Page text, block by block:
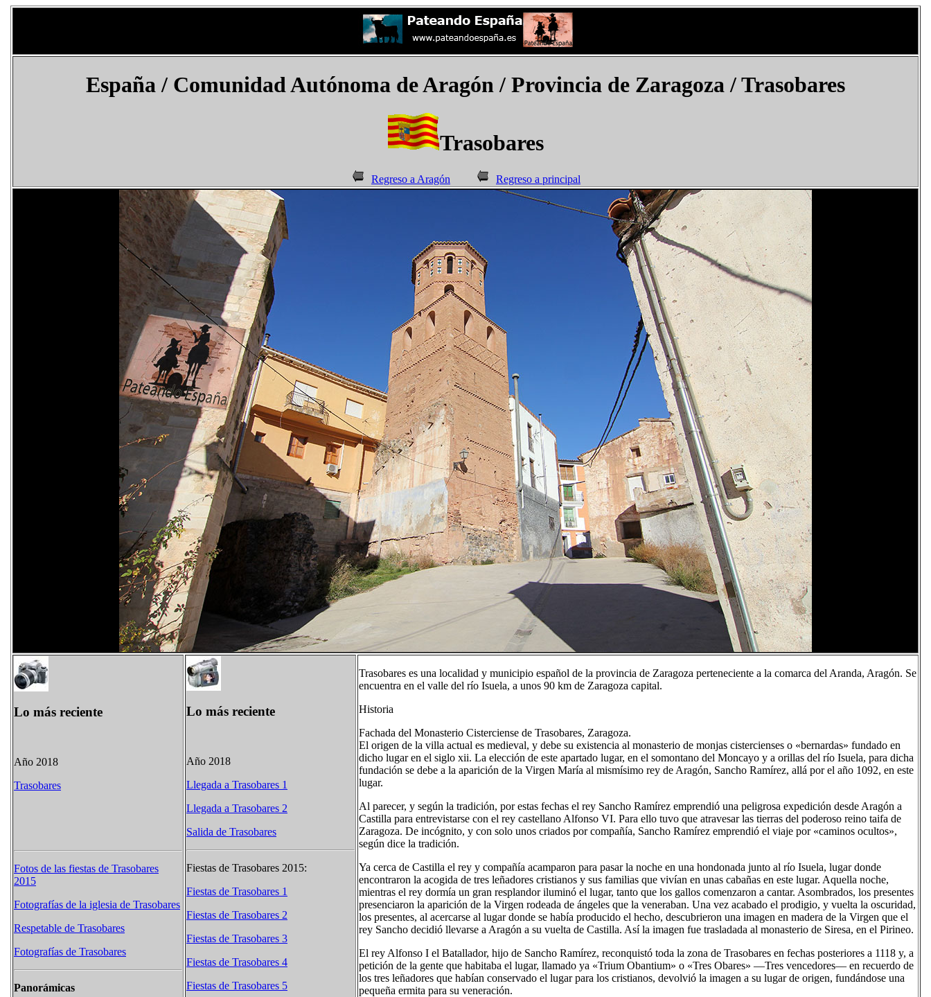
España/ Comunidad Autónoma de Aragón / Provincia de Zaragoza /Trasobares
Trasobares
Regreso a Aragón Regreso a principal
Lo más reciente
Año 2018
Trasobares
Fotos de las fiestas de Trasobares
2015
Fotografías de la iglesia de Trasobares
Respetable de Trasobares
Fotografías de Trasobares
Panorámicas
Lo más reciente
Año 2018
Llegada a Trasobares 1
Llegada a Trasobares 2
Salida de Trasobares
Fiestas de Trasobares 2015:
Fiestas de Trasobares 1
Fiestas de Trasobares 2
Fiestas de Trasobares 3
Fiestas de Trasobares 4
Fiestas de Trasobares 5
Trasobares es una localidad y municipio español de la provincia de Zaragoza perteneciente a la comarca del Aranda, Aragón. Se
encuentra en el valle del río Isuela, a unos 90 km de Zaragoza capital.
Historia
Fachada del Monasterio Cisterciense de Trasobares, Zaragoza.
El origen de la villa actual es medieval, y debe su existencia al monasterio de monjas cistercienses o «bernardas» fundado en
dicho lugar en el siglo xii. La elección de este apartado lugar, en el somontano del Moncayo y a orillas del río Isuela, para dicha
fundación se debe a la aparición de la Virgen María al mismísimo rey de Aragón, Sancho Ramírez, allá por el año 1092, en este
lugar.
Al parecer, y según la tradición, por estas fechas el rey Sancho Ramírez emprendió una peligrosa expedición desde Aragón a
Castilla para entrevistarse con el rey castellano Alfonso VI. Para ello tuvo que atravesar las tierras del poderoso reino taifa de
Zaragoza. De incógnito, y con solo unos criados por compañía, Sancho Ramírez emprendió el viaje por «caminos ocultos»,
según dice la tradición.
Ya cerca de Castilla el rey y compañía acamparon para pasar la noche en una hondonada junto al río Isuela, lugar donde
encontraron la acogida de tres leñadores cristianos y sus familias que vivían en unas cabañas en este lugar. Aquella noche,
mientras el rey dormía un gran resplandor iluminó el lugar, tanto que los gallos comenzaron a cantar. Asombrados, los presentes
presenciaron la aparición de la Virgen rodeada de ángeles que la veneraban. Una vez acabado el prodigio, y vuelta la oscuridad,
los presentes, al acercarse al lugar donde se había producido el hecho, descubrieron una imagen en madera de la Virgen que el
rey Sancho decidió llevarse a Aragón a su vuelta de Castilla. Así la imagen fue trasladada al monasterio de Siresa, en el Pirineo.
El rey Alfonso I el Batallador, hijo de Sancho Ramírez, reconquistó toda la zona de Trasobares en fechas posteriores a 1118 y, a
petición de la gente que habitaba el lugar, llamado ya «Trium Obantium» o «Tres Obares» —Tres vencedores— en recuerdo de
los tres leñadores que habían conservado el lugar para los cristianos, devolvió la imagen a su lugar de origen, fundándose una
pequeña ermita para su veneración.